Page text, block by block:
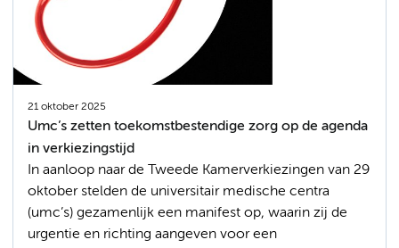
21 oktober 2025
Umc’s zetten toekomstbestendige zorg op de agenda
in verkiezingstijd
In aanloop naar de Tweede Kamerverkiezingen van 29
oktober stelden de universitair medische centra
(umc’s) gezamenlijk een manifest op, waarin zij de
urgentie en richting aangeven voor een